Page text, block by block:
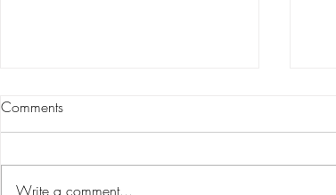
Comments
Write a comment...